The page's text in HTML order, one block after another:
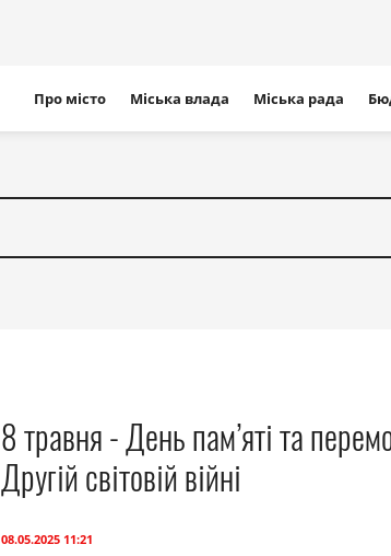
сайту
Про місто Міська влада Міська рада
8 травня - День пам’яті та
Другій світовій війні
08.05.2025 11:21